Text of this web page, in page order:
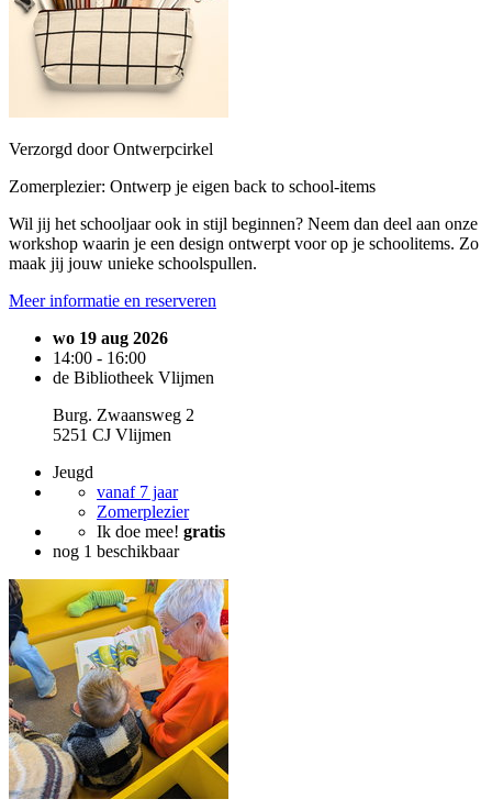
Verzorgd door Ontwerpcirkel
Zomerplezier: Ontwerp je eigen back to school-items
Wil jij het schooljaar ook in stijl beginnen? Neem dan deel aan onze
workshop waarin je een design ontwerpt voor op je schoolitems. Zo
maak jij jouw unieke schoolspullen.
Meer informatie en reserveren
wo 19 aug 2026
14:00 - 16:00
de Bibliotheek Vlijmen
Burg. Zwaansweg 2
5251 CJ Vlijmen
Jeugd
vanaf 7 jaar
Zomerplezier
Ik doe mee! gratis
nog 1 beschikbaar